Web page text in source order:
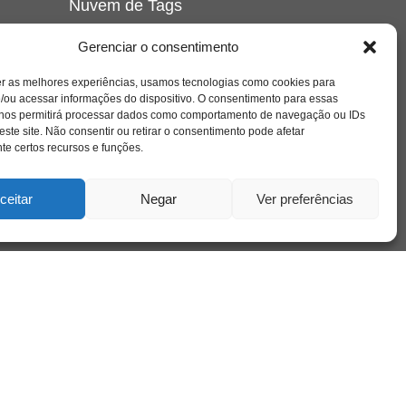
Gerenciar o consentimento
as melhores experiências, usamos tecnologias como cookies para
ou acessar informações do dispositivo. O consentimento para essas
permitirá processar dados como comportamento de navegação ou IDs
site. Não consentir ou retirar o consentimento pode afetar
certos recursos e funções.
Negar Ver preferências
Nuvem de Tags
crianca cuidado cultura depressao
educação família filme
freud infância insight jung liberdade livro
loucura luto maternidade
psicologia relato